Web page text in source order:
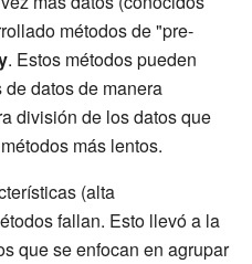
métodos de "pre-
. Estos métodos pueden
datos de manera
división de los datos que
más lentos.
(alta
fallan. Esto llevó a la
que se enfocan en agrupar